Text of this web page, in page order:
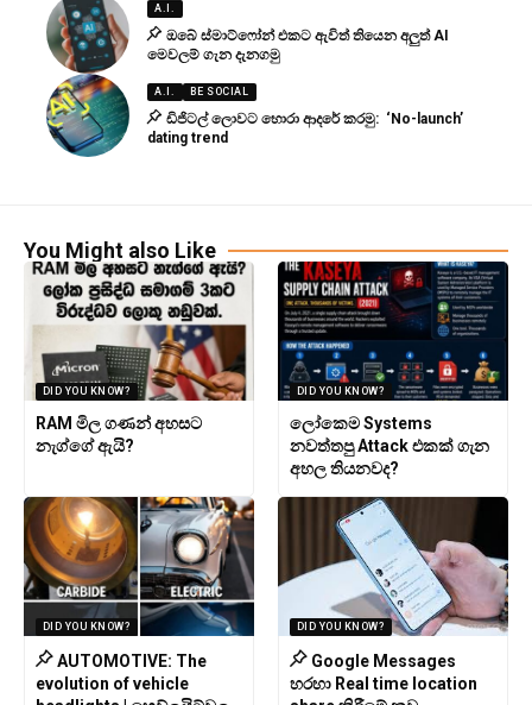
A.I.
ඔබේ ස්මාට්ෆෝන් එකට ඇවිත් තියෙන අලුත් AI
මෙවලම් ගැන දැනගමු
A.I. BE SOCIAL
ඩිජිටල් ලොවට හොරා ආදරේ කරමු: ‘No-launch’
dating trend
You Might also Like
DID YOU KNOW?
RAM මිල ගණන් අහසට
නැග්ගේ ඇයි?
DID YOU KNOW?
ලෝකෙම Systems
නවත්තපු Attack එකක් ගැන
අහල තියනවද?
DID YOU KNOW?
AUTOMOTIVE: The
evolution of vehicle
DID YOU KNOW?
Google Messages
හරහා Real time location